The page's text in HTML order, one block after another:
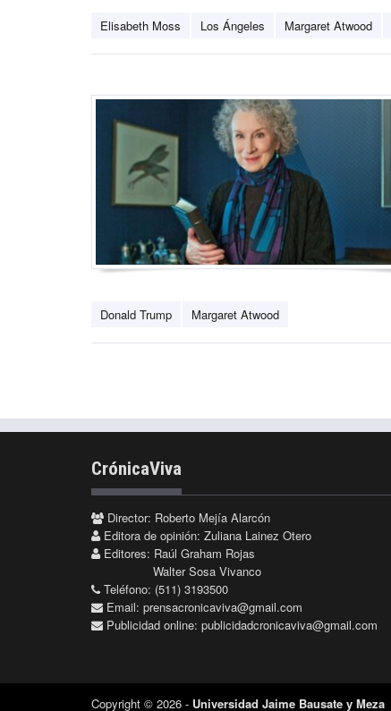
Elisabeth Moss Los Ángeles Margaret Atwood
Donald Trump Margaret Atwood
CrónicaViva
Director: Roberto Mejía Alarcón
Editora de opinión: Zuliana Lainez Otero
Editores: Raúl Graham Rojas
Walter Sosa Vivanco
Teléfono: (511) 3193500
Email: prensacronicaviva@gmail.com
Publicidad online: publicidadcronicaviva@gmail.com
Copyright © 2026 - Universidad Jaime Bausate y Meza